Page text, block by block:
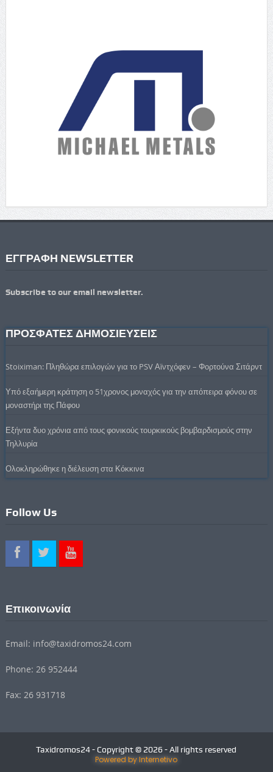
ΕΓΓΡΑΦΗ NEWSLETTER
Subscribe to our email newsletter.
ΠΡΟΣΦΑΤΕΣ ΔΗΜΟΣΙΕΥΣΕΙΣ
Stoiximan: Πληθώρα επιλογών για το PSV Αϊντχόφεν – Φορτούνα Σιτάρντ
Υπό εξαήμερη κράτηση ο 51χρονος μοναχός για την απόπειρα φόνου σε
μοναστήρι της Πάφου
Εξήντα δυο χρόνια από τους φονικούς τουρκικούς βομβαρδισμούς στην
Τηλλυρία
Ολοκληρώθηκε η διέλευση στα Κόκκινα
Follow Us
Επικοινωνία
Email: info@taxidromos24.com
Phone: 26 952444
Fax: 26 931718
Taxidromos24 - Copyright © 2026 - All rights reserved
Powered by Internetivo